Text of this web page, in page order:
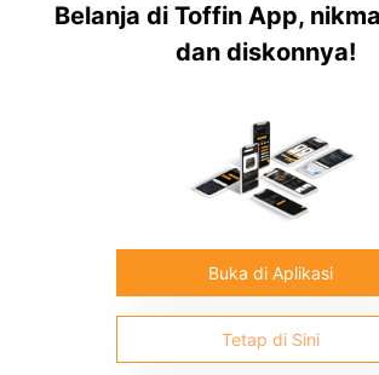
Contact
info@toffin.id
Toffin Indonesia.All
Belanja di Toffin App,
dan diskonnya!
Buka di Aplikasi
Tetap di Sini